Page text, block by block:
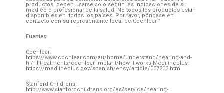
productos deben usarse solo según las indicaciones de su
médico o profesional de la salud. No todos los productos están
disponibles en todos los países. Por favor, póngase en
contacto con su representante local de Cochlear™
Fuentes:
Cochlear:
https://www.cochlear.com/au/home/understand/hearing-and-
hl/hl-treatments/cochlear-implant/how-it-works Medilineplus:
https://medlineplus.gov/spanish/ency/article/007203.htm
Stanford Childrens:
http://www.stanfordchildrens.org/es/service/hearing-